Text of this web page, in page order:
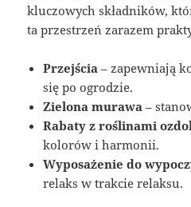
kluczowych składników,
ta przestrzeń zarazem
Przejścia – zapewniają
się po ogrodzie.
Zielona murawa –
Rabaty z roślinami
kolorów i harmonii.
Wyposażenie do
relaks w trakcie relaksu.